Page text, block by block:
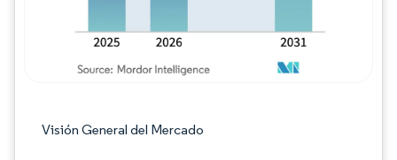
Visión General del Mercado